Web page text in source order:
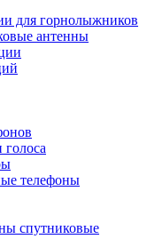
для горнолыжников
антенны
телефоны
спутниковые